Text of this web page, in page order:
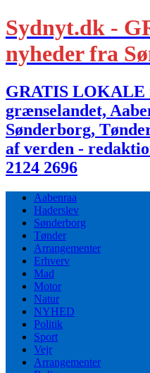
Sydnyt.dk -
nyheder fra
GRATIS LOKALE
grænselandet,
Sønderborg,
af verden -
2124 2696
Aabenraa
Haderslev
Sønderborg
Tønder
Arrangementer
Erhverv
Mad
Motor
Natur
NYHED
Politik
Sport
Vejr
Arrangementer